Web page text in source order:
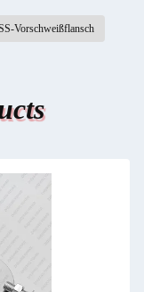
Vorschweißflansch